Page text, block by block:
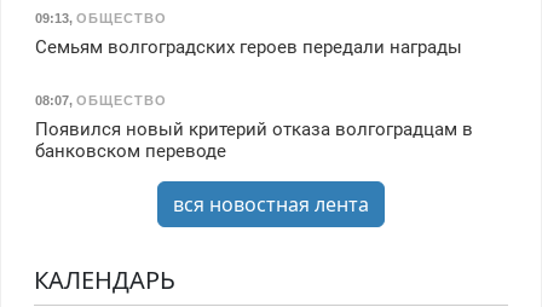
09:13, ОБЩЕСТВО
Семьям волгоградских героев передали награды
08:07, ОБЩЕСТВО
Появился новый критерий отказа волгоградцам в
банковском переводе
вся новостная лента
КАЛЕНДАРЬ